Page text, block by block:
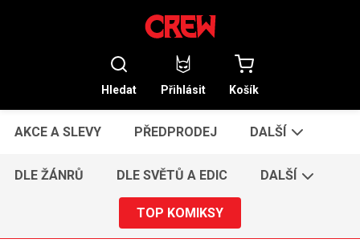
Hledat Přihlásit Košík
AKCE A SLEVY PŘEDPRODEJ DALŠÍ
DLE ŽÁNRŮ DLE SVĚTŮ A EDIC DALŠÍ
TOP KOMIKSY